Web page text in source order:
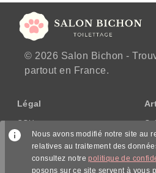
© 2026 Salon Bichon -
partout en France.
Légal
CGU
CGV/CPPS
Politique de confidentialité
Nous avons modifié notre site au
relatives au traitement des
consultez notrepolitique de
posons sur ce site servent à vous